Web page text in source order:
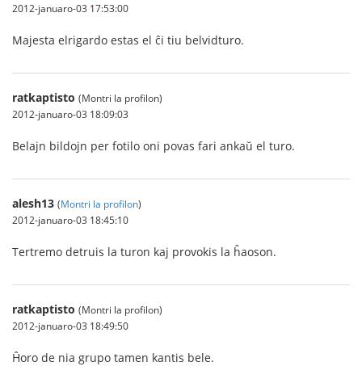
2012-januaro-03 17:53:00
Majesta elrigardo estas el ĉi tiu belvidturo.
ratkaptisto (Montri la profilon)
2012-januaro-03 18:09:03
Belajn bildojn per fotilo oni povas fari ankaŭ el turo.
alesh13 (Montri la profilon)
2012-januaro-03 18:45:10
Tertremo detruis la turon kaj provokis la ĥaoson.
ratkaptisto (Montri la profilon)
2012-januaro-03 18:49:50
Ĥoro de nia grupo tamen kantis bele.